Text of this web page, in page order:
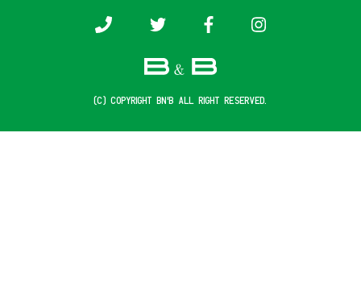
(c) COPYRIGHT B&B ALL RIGHT RESERVED.